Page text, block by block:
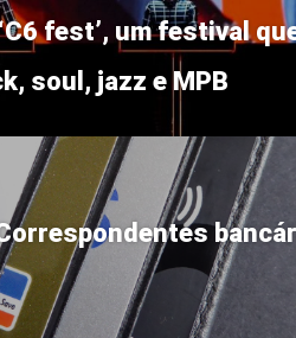
fest’, um festival
soul, jazz e MPB
Correspondentes